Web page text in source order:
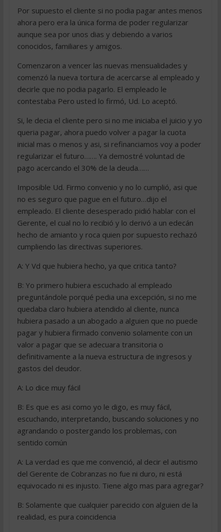
Por supuesto el cliente si no podia pagar antes menos
ahora pero era la única forma de poder regularizar
aunque sea por unos dias y debiendo a varios
conocidos, familiares y amigos.
Comenzaron a vencer las nuevas mensualidades y
comenzó la nueva tortura de acercarse al empleado y
decirle que no podia pagarlo. El empleado le
contestaba Pero usted lo firmó, Ud. Lo aceptó.
Si, le decia el cliente pero si no me iniciaba el juicio y yo
queria pagar, ahora puedo volver a pagar la cuota
inicial mas o menos y asi, si refinanciamos voy a poder
regularizar el futuro……. Ya demostré voluntad de
pago acercando el 30% de la deuda……
Imposible Ud. Firmo convenio y no lo cumplió, asi que
no es seguro que pague en el futuro…dijo el
empleado. El cliente desesperado pidió hablar con el
Gerente, el cual no lo recibió y lo derivó a un edecán
hecho de amianto y roca quien por supuesto rechazó
cumpliendo las directivas superiores.
A: Y Vd que hubiera hecho, ya que critica tanto?
B: Yo primero hubiera escuchado al empleado
preguntándole porqué pedia una excepción, si no me
quedaba claro hubiera atendido al cliente, nunca
hubiera pasado a un abogado a alguien que no puede
pagar y hubiera firmado convenio solamente con un
valor a pagar que se adecuara transitoria o
definitivamente a la nueva estructura de ingresos y
gastos del deudor.
A: Lo dice muy fácil
B: Es que es asi como yo le digo, es muy fácil,
escuchando, interpretando, buscando soluciones y no
agrandando o postergando los problemas, con
sentido común
A: La verdad es que me convenció, al decir el autismo
del Gerente de Cobranzas no fue ni duro, ni está
equivocado ni es injusto. Tiene algo mas para agregar?
B: Solamente que cualquier parecido con alguien de la
realidad, es pura coincidencia